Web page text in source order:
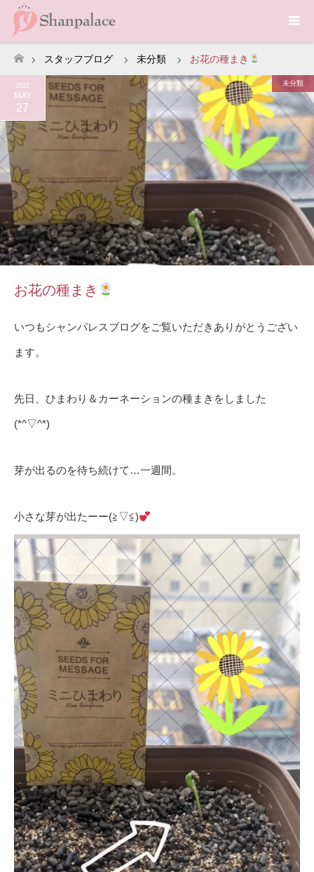
ホーム
スタッフブログ 未分類 お花の種まき
2022
MAY
27
未分類
お花の種まき
いつもシャンパレスブログをご覧いただきありがとうござい
ます。
先日、ひまわり＆カーネーションの種まきをしました
(*^▽^*)
芽が出るのを待ち続けて…一週間。
小さな芽が出たーー(≧▽≦)